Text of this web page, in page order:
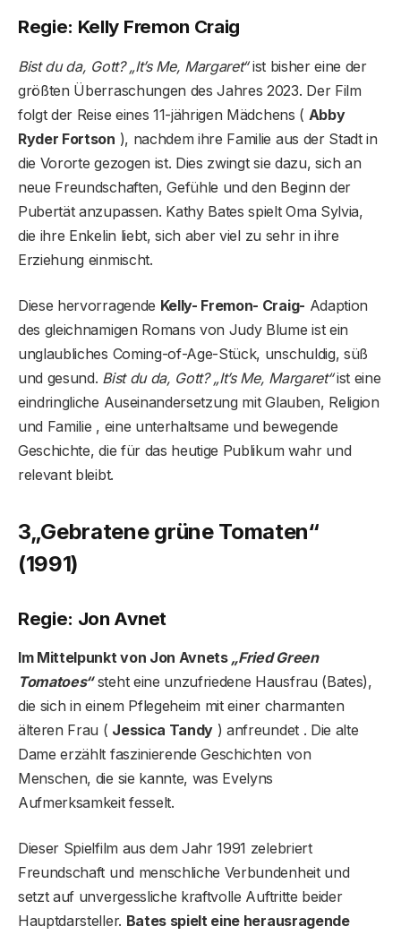
Regie: Kelly Fremon Craig
Bist du da, Gott? „It’s Me, Margaret“ist bisher eine der
größten Überraschungen des Jahres 2023. Der Film
folgt der Reise eines 11-jährigen Mädchens ( Abby
Ryder Fortson ), nachdem ihre Familie aus der Stadt in
die Vororte gezogen ist. Dies zwingt sie dazu, sich an
neue Freundschaften, Gefühle und den Beginn der
Pubertät anzupassen. Kathy Bates spielt Oma Sylvia,
die ihre Enkelin liebt, sich aber viel zu sehr in ihre
Erziehung einmischt.
Diese hervorragende Kelly- Fremon- Craig- Adaption
des gleichnamigen Romans von Judy Blume ist ein
unglaubliches Coming-of-Age-Stück, unschuldig, süß
und gesund. Bist du da, Gott? „It’s Me, Margaret“ist eine
eindringliche Auseinandersetzung mit Glauben, Religion
und Familie , eine unterhaltsame und bewegende
Geschichte, die für das heutige Publikum wahr und
relevant bleibt.
3„Gebratene grüne Tomaten“
(1991)
Regie: Jon Avnet
Im Mittelpunkt von Jon Avnets „Fried Green
Tomatoes“steht eine unzufriedene Hausfrau (Bates),
die sich in einem Pflegeheim mit einer charmanten
älteren Frau ( Jessica Tandy ) anfreundet . Die alte
Dame erzählt faszinierende Geschichten von
Menschen, die sie kannte, was Evelyns
Aufmerksamkeit fesselt.
Dieser Spielfilm aus dem Jahr 1991 zelebriert
Freundschaft und menschliche Verbundenheit und
setzt auf unvergessliche kraftvolle Auftritte beider
Hauptdarsteller. Bates spielt eine herausragende